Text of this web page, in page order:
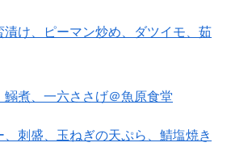
漬け、ピーマン炒め、ダツイモ、茹
煮、一六ささげ＠魚原食堂
刺盛、玉ねぎの天ぷら、鯖塩焼き